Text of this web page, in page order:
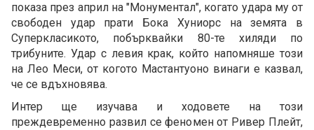
показа през април на "Монументал", когато удара му от
свободен удар прати Бока Хуниорс на земята в
Суперкласикото, побърквайки 80-те хиляди по
трибуните. Удар с левия крак, който напомняше този
на Лео Меси, от когото Мастантуоно винаги е казвал,
че се вдъхновява.
Интер ще изучава и ходовете на този
преждевременно развил се феномен от Ривер Плейт,